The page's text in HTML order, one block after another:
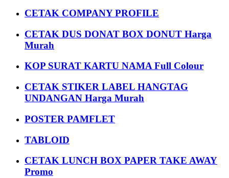
CETAK COMPANY PROFILE
CETAK DUS DONAT BOX DONUT Harga
Murah
KOP SURAT KARTU NAMA Full Colour
CETAK STIKER LABEL HANGTAG
UNDANGAN Harga Murah
POSTER PAMFLET
TABLOID
CETAK LUNCH BOX PAPER TAKE AWAY
Promo